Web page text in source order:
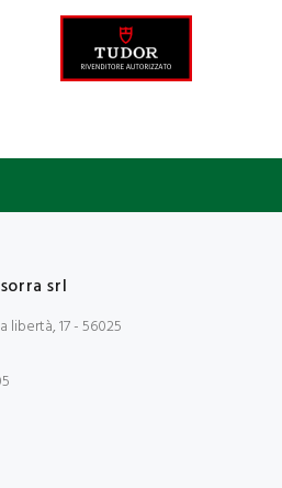
srl
libertà, 17 - 56025